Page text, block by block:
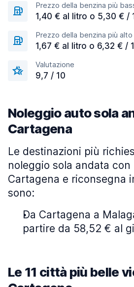
Prezzo della benzina più
1,40 € al litro o 5,30 € /
Prezzo della benzina più alto
1,67 € al litro o 6,32 € /
Valutazione
9,7 / 10
Noleggio auto sola
Cartagena
Le destinazioni più
noleggio sola andata con
Cartagena e riconsegna
sono:
Da Cartagena a
partire da 58,52 € al
Le 11 città più belle